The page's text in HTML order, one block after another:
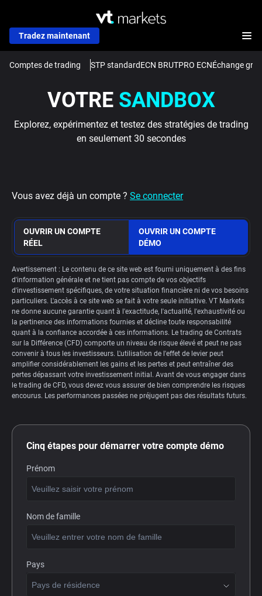
Tradez maintenant
Comptes de trading STP standardECN BRUTPRO ECNÉchange
VOTRE SANDBOX
Explorez, expérimentez et testez des stratégies de trading
en seulement 30 secondes
Vous avez déjà un compte ? Se connecter
OUVRIR UN COMPTE
RÉEL
OUVRIR UN COMPTE
DÉMO
Avertissement : Le contenu de ce site web est fourni uniquement à des fins
d'information générale et ne tient pas compte de vos objectifs
d'investissement spécifiques, de votre situation financière ni de vos besoins
particuliers. L'accès à ce site web se fait à votre seule initiative. VT Markets
ne donne aucune garantie quant à l'exactitude, l'actualité, l'exhaustivité ou
la pertinence des informations fournies et décline toute responsabilité
quant à la confiance accordée à ces informations. Le trading de Contrats
sur la Différence (CFD) comporte un niveau de risque élevé et peut ne pas
convenir à tous les investisseurs. L'utilisation de l'effet de levier peut
amplifier considérablement les gains et les pertes et peut entraîner des
pertes dépassant votre investissement initial. Avant de vous engager dans
le trading de CFD, vous devez vous assurer de bien comprendre les risques
encourus. Les performances passées ne préjugent pas des résultats futurs.
Cinq étapes pour démarrer votre compte démo
Prénom
Nom de famille
Pays